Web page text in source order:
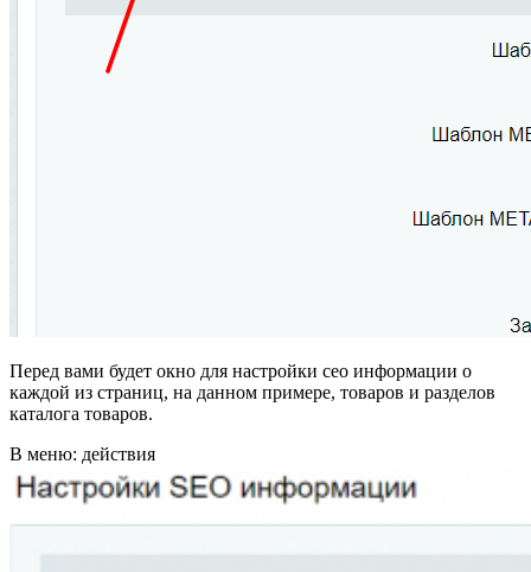
Перед вами будет окно для настройки сео информации о
каждой из страниц, на данном примере, товаров и разделов
каталога товаров.
В меню: действия